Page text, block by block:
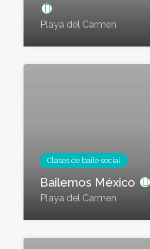
Playa del Carmen
Clases de baile social
Bailemos México
Playa del Carmen